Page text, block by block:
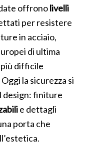
offronolivelli
per resistere
in acciaio,
di ultima
difficile
la sicurezza si
finiture
e dettagli
porta che